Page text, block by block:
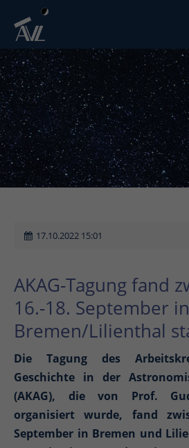
17.10.2022 15:01
AKAG-Tagung fand
16.-18. September in
Bremen/Lilienthal
Die Tagung des
Geschichte in der
(AKAG), die von Prof.
organisiert wurde, fand
September in Bremen und